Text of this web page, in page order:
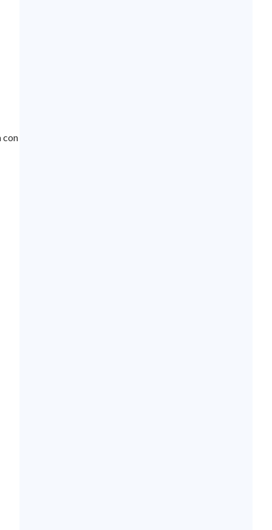
con